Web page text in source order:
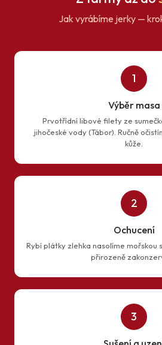
Jak vyrábíme jerky —
1
Výběr masa
Prvotřídní libové filety ze
jihočeské vody (Tábor). Ručně
kůže.
2
Ochucení
Rybí plátky zlehka nasolíme mořskou
přirozeně
3